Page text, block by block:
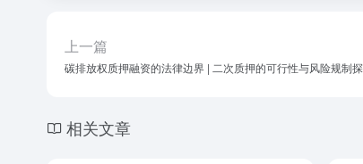
上一篇
碳排放权质押融资的法律边界 | 二次质押的可行性与风险规制
相关文章